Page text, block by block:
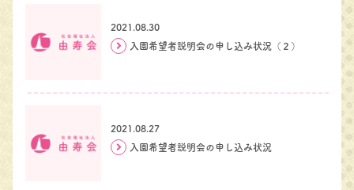
2021.08.30
入園希望者説明会の申し込み状況（２）
2021.08.27
入園希望者説明会の申し込み状況